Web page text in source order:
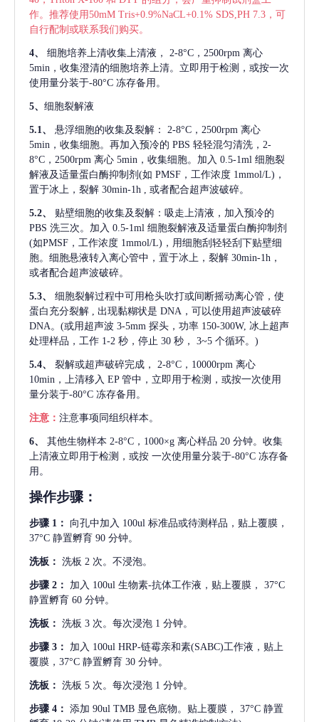
作。推荐使用50mM Tris+0.9%NaCL+0.1% SDS,PH 7.3，可
自行配制或联系我们购买。
4、 细胞培养上清收集上清液，
2-8°C，2500rpm 离心
5min，收集澄清的细胞培养上清。立即用于检测，或按一次
使用量分装于-80°C 冻存备用。
5、 细胞裂解液
5.1、 悬浮细胞的收集及裂解：
2-8°C，2500rpm 离心
5min，收集细胞。再加入预冷的 PBS 轻轻混匀清洗，2-
8°C，2500rpm 离心 5min，收集细胞。加入 0.5-1ml 细胞裂
解液及适量蛋白酶抑制剂(如 PMSF，工作浓度 1mmol/L)，
置于冰上，裂解 30min-1h , 或者配合超声波破碎。
5.2、
贴壁细胞的收集及裂解：吸走上清液，加入预冷的
PBS 洗三次。加入 0.5-1ml 细胞裂解液及适量蛋白酶抑制剂
(如PMSF，工作浓度 1mmol/L)，用细胞刮轻轻刮下贴壁细
胞。细胞悬液转入离心管中，置于冰上，裂解 30min-1h，
或者配合超声波破碎。
5.3、
细胞裂解过程中可用枪头吹打或间断摇动离心管，使
蛋白充分裂解
, 出现黏糊状是 DNA，可以使用超声波破碎
DNA。(或用超声波 3-5mm 探头，功率 150-300W, 冰上超声
处理样品，工作 1-2 秒，停止 30 秒， 3~5 个循环。)
5.4、 裂解或超声破碎完成，
2-8°C，10000rpm 离心
10min，上清移入 EP 管中，立即用于检测，或按一次使用
量分装于-80°C 冻存备用。
注意： 注意事项同组织样本。
6、 其他生物样本 2-8°C，1000×g 离心样品 20 分钟。收集
上清液立即用于检测，或按 一次使用量分装于-80°C 冻存备
用。
操作步骤：
步骤 1： 向孔中加入 100ul 标准品或待测样品，贴上覆膜，
37°C 静置孵育 90 分钟。
洗板： 洗板 2 次。不浸泡。
步骤 2： 加入 100ul 生物素-抗体工作液，贴上覆膜， 37°C
静置孵育 60 分钟。
洗板： 洗板 3 次。每次浸泡 1 分钟。
步骤 3： 加入 100ul HRP-链霉亲和素(SABC)工作液，贴上
覆膜，37°C 静置孵育 30 分钟。
洗板： 洗板 5 次。每次浸泡 1 分钟。
步骤 4： 添加 90ul TMB 显色底物。贴上覆膜， 37°C 静置